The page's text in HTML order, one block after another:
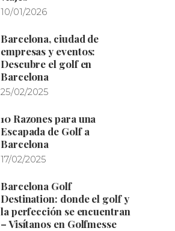
10/01/2026
Barcelona, ciudad de
empresas y eventos:
Descubre el golf en
Barcelona
25/02/2025
10 Razones para una
Escapada de Golf a
Barcelona
17/02/2025
Barcelona Golf
Destination: donde el golf y
la perfección se encuentran
– Visítanos en Golfmesse